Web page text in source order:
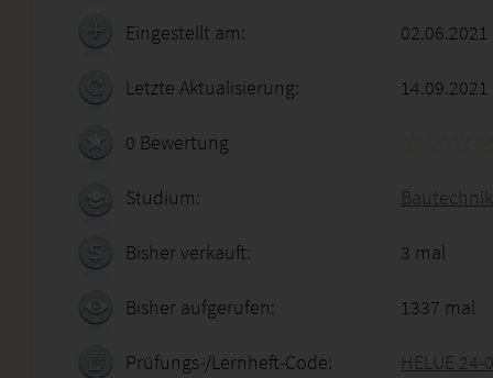
Eingestellt am:
Letzte Aktualisierung: 14.09.2021
0 Bewertung
Studium:
Bisher verkauft: 3 mal
Bisher aufgerufen: 1337 mal
Prüfungs-/Lernheft-Code: HELUE 24-